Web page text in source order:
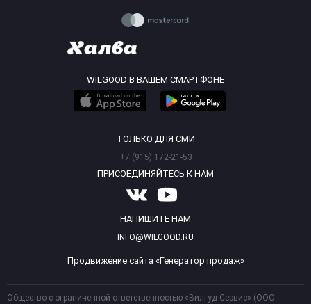
WILGOOD В ВАШЕМ СМАРТФОНЕ
ТОЛЬКО ДЛЯ СМИ
+7 (915) 172-21-53
ПРИСОЕДИНЯЙТЕСЬ К НАМ
НАПИШИТЕ НАМ
INFO@WILGOOD.RU
Продвижение сайта «Генератор продаж»
Общество с ограниченной ответственностью «Вилгуд Сервис» (ООО